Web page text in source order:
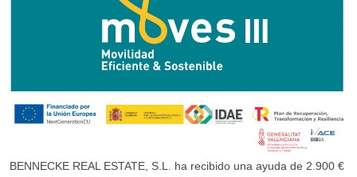
BENNECKE REAL ESTATE, S.L. ha recibido una ayuda de 2.900 €